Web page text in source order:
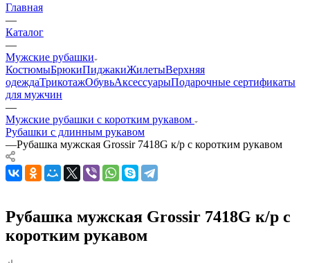
Главная
—
Каталог
—
Мужские рубашки
КостюмыБрюкиПиджакиЖилетыВерхняя
одеждаТрикотажОбувьАксессуарыПодарочные сертификаты
для мужчин
—
Мужские рубашки с коротким рукавом
Рубашки с длинным рукавом
—Рубашка мужская Grossir 7418G к/р с коротким рукавом
Рубашка мужская Grossir 7418G к/р с
коротким рукавом